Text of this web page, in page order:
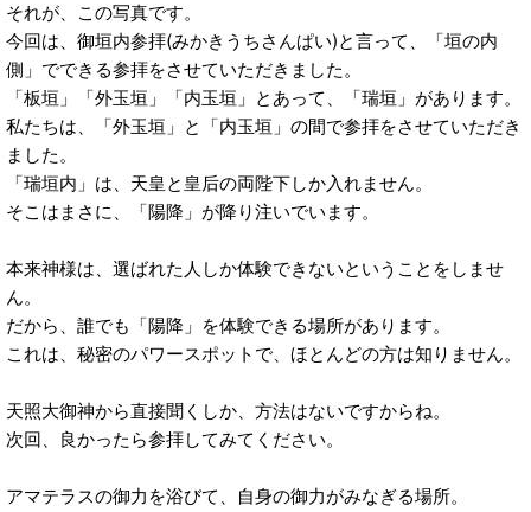
それが、この写真です。
今回は、御垣内参拝(みかきうちさんぱい)と言って、「垣の内
側」でできる参拝をさせていただきました。
「板垣」「外玉垣」「内玉垣」とあって、「瑞垣」があります。
私たちは、「外玉垣」と「内玉垣」の間で参拝をさせていただき
ました。
「瑞垣内」は、天皇と皇后の両陛下しか入れません。
そこはまさに、「陽降」が降り注いでいます。
本来神様は、選ばれた人しか体験できないということをしませ
ん。
だから、誰でも「陽降」を体験できる場所があります。
これは、秘密のパワースポットで、ほとんどの方は知りません。
天照大御神から直接聞くしか、方法はないですからね。
次回、良かったら参拝してみてください。
アマテラスの御力を浴びて、自身の御力がみなぎる場所。